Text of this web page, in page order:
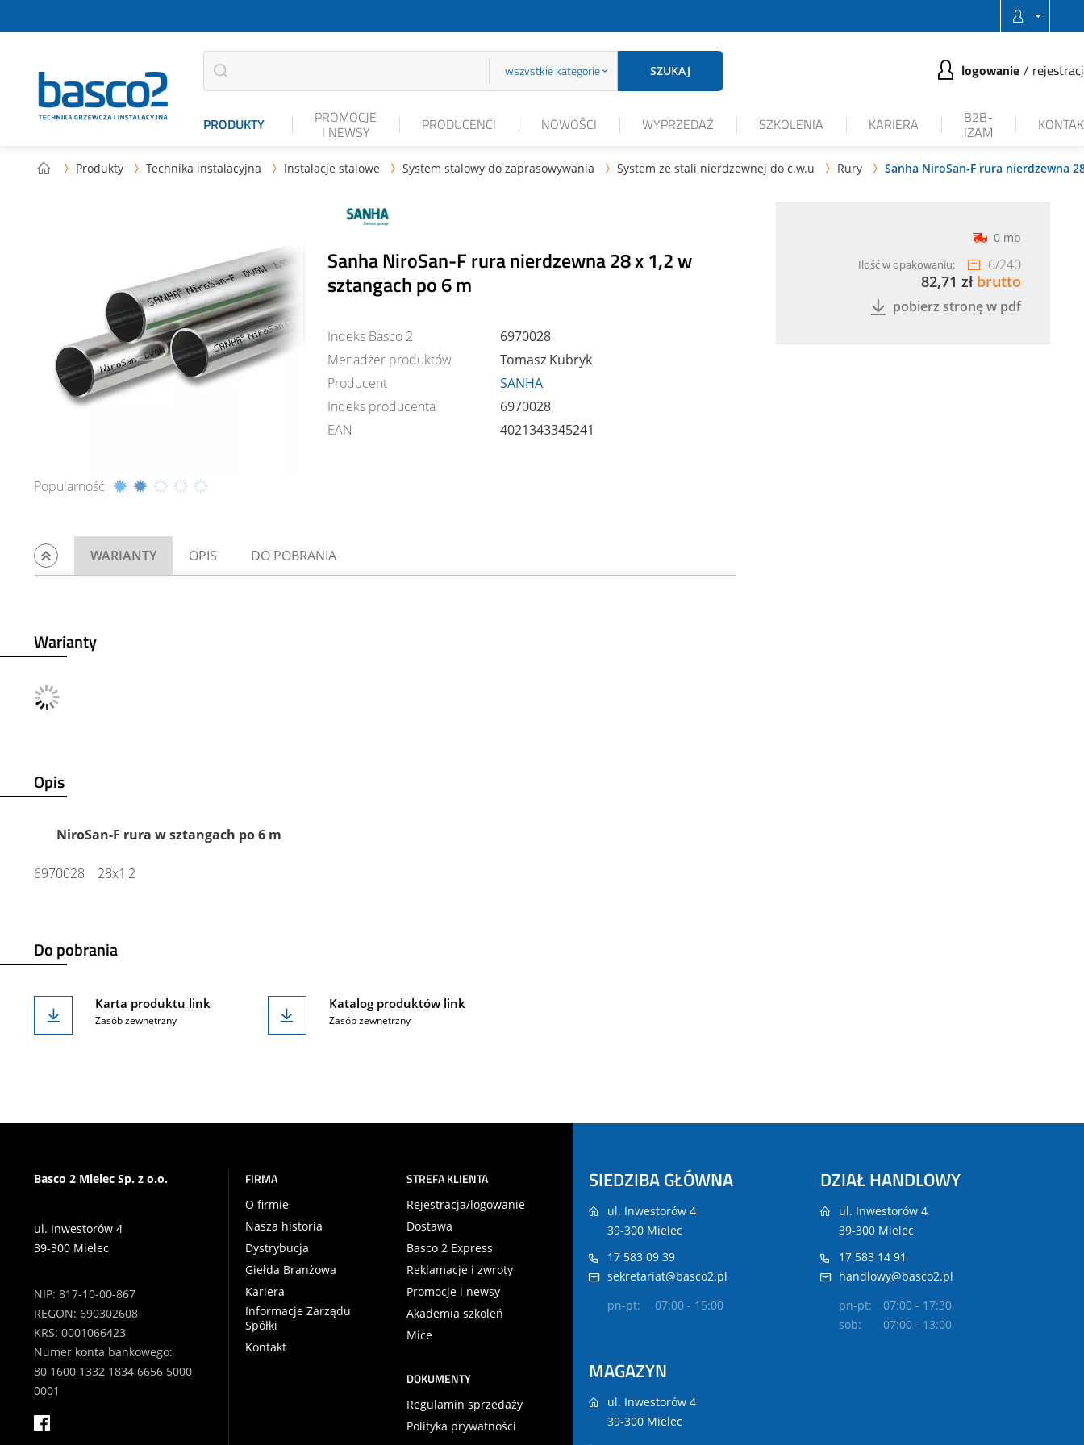
wszystkie kategorie SZUKAJ logowanie
PRODUKTY PROMOCJE
I NEWSY PRODUCENCI NOWOŚCI WYPRZEDAŻ SZKOLENIA KARIERA B2B-
IZAM
 Produkty  Technika instalacyjna  Instalacje stalowe  System stalowy do zaprasowywania  System ze stali nierdzewnej do c.w.u  Rury  Sanha NiroSan-F rura nierdzewna
Popularność
Sanha NiroSan-F rura nierdzewna 28 x 1,2 w
sztangach po 6 m
Indeks Basco 2
6970028
Menadżer produktów
Tomasz Kubryk
Producent
SANHA
Indeks producenta
6970028
EAN
4021343345241
0 mb
Ilość w opakowaniu: 6/240
82,71 zł brutto
pobierz stronę w pdf
WARIANTY OPIS DO POBRANIA
Warianty
Opis
NiroSan-F rura w sztangach po 6 m
6970028 28x1,2
Do pobrania
Karta produktu link
Zasób zewnętrzny
Katalog produktów link
Zasób zewnętrzny
Basco 2 Mielec Sp. z o.o.
ul. Inwestorów 4
39-300 Mielec
NIP: 817-10-00-867
REGON: 690302608
KRS: 0001066423
Numer konta bankowego:
80 1600 1332 1834 6656 5000
0001
FIRMA
O firmie
Nasza historia
Dystrybucja
Giełda Branżowa
Kariera
Informacje Zarządu
Spółki
Kontakt
STREFA KLIENTA
Rejestracja/logowanie
Dostawa
Basco 2 Express
Reklamacje i zwroty
Promocje i newsy
Akademia szkoleń
Mice
DOKUMENTY
Regulamin sprzedaży
Polityka prywatności
SIEDZIBA GŁÓWNA
ul. Inwestorów 4
39-300 Mielec
17 583 09 39
sekretariat@basco2.pl
pn-pt:
07:00 - 15:00
DZIAŁ HANDLOWY
ul. Inwestorów 4
39-300 Mielec
17 583 14 91
handlowy@basco2.pl
pn-pt:
07:00 - 17:30
sob:
07:00 - 13:00
MAGAZYN
ul. Inwestorów 4
39-300 Mielec